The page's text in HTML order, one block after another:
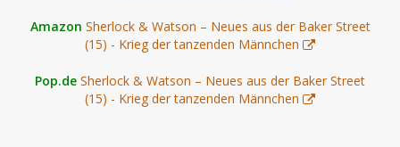
Amazon Sherlock & Watson – Neues aus der Baker Street
(15) - Krieg der tanzenden Männchen
Pop.de Sherlock & Watson – Neues aus der Baker Street
(15) - Krieg der tanzenden Männchen